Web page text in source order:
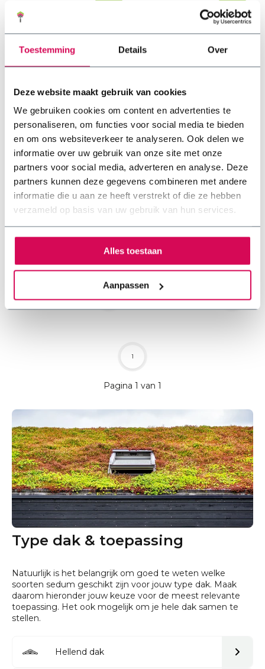
Toestemming Details Over
Deze website maakt gebruik van cookies
We gebruiken cookies om content en advertenties te
personaliseren, om functies voor social media te bieden
en om ons websiteverkeer te analyseren. Ook delen we
informatie over uw gebruik van onze site met onze
partners voor social media, adverteren en analyse. Deze
partners kunnen deze gegevens combineren met andere
informatie die u aan ze heeft verstrekt of die ze hebben
verzameld op basis van uw gebruik van hun services.
Alles toestaan
Aanpassen
Sedummat | Per M2 |
Incl. onderdoek,
drainage,
substraatkorrels en
grindrand
2 beoordeling(en)
✓ Compleet pakket ✓ Gelijk
aan de slag ✓ Geschikt voor
Sedummat | Per M2 |
Incl. onderdoek,
drainage en
substraatrol
2 beoordeling(en)
✓ Waterbergend vermogen
van 20l/m2 ✓ Geschikt voor
platte daken
Pagina 1 van 1
1
Type dak & toepassing
Natuurlijk is het belangrijk om goed te weten welke
soorten sedum geschikt zijn voor jouw type dak. Maak
daarom hieronder jouw keuze voor de meest relevante
toepassing. Het ook mogelijk om je hele dak samen te
stellen.
Hellend dak